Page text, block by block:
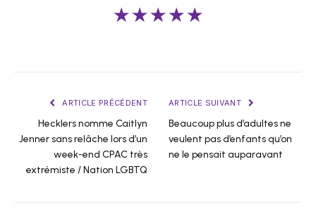
★★★★★
ARTICLE PRÉCÉDENT
Hecklers nomme Caitlyn
Jenner sans relâche lors d’un
week-end CPAC très
extrémiste / Nation LGBTQ
ARTICLE SUIVANT
Beaucoup plus d’adultes ne
veulent pas d’enfants qu’on
ne le pensait auparavant